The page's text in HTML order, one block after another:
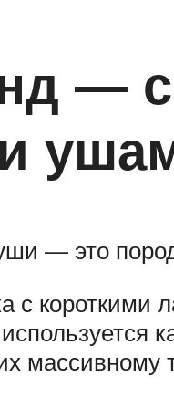
—
— это
с
массивному